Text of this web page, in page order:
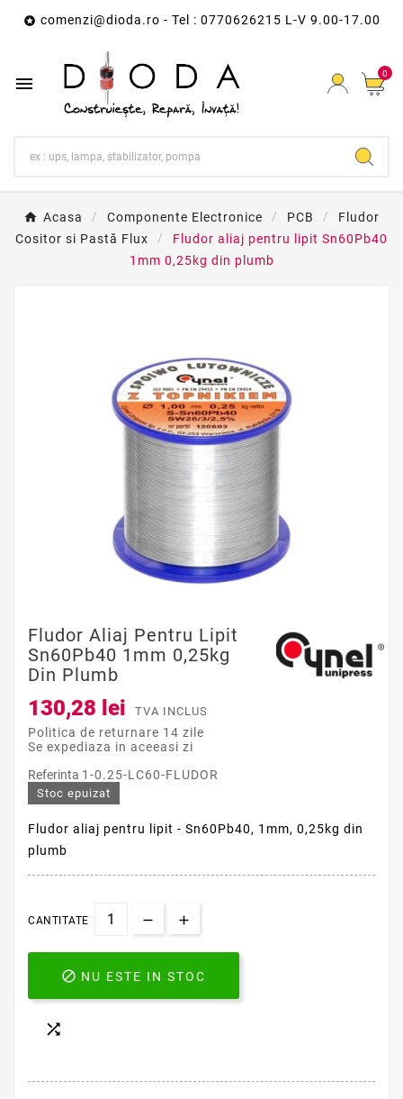
 comenzi@dioda.ro - Tel : 0770626215 L-V 9.00-17.00
 0
Acasa Componente Electronice PCB
Fludor
Cositor si Pastă Flux
Fludor aliaj pentru lipit Sn60Pb40
1mm 0,25kg din plumb
Fludor Aliaj Pentru Lipit
Sn60Pb40 1mm 0,25kg
Din Plumb
130,28 lei TVA INCLUS
Politica de returnare 14 zile
Se expediaza in aceeasi zi
Referinta 1-0.25-LC60-FLUDOR
Stoc epuizat
Fludor aliaj pentru lipit - Sn60Pb40, 1mm, 0,25kg din
plumb
CANTITATE
 NU ESTE IN STOC
